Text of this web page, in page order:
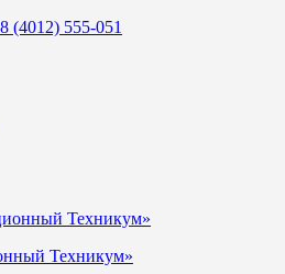
(4012) 555-051
Техникум»